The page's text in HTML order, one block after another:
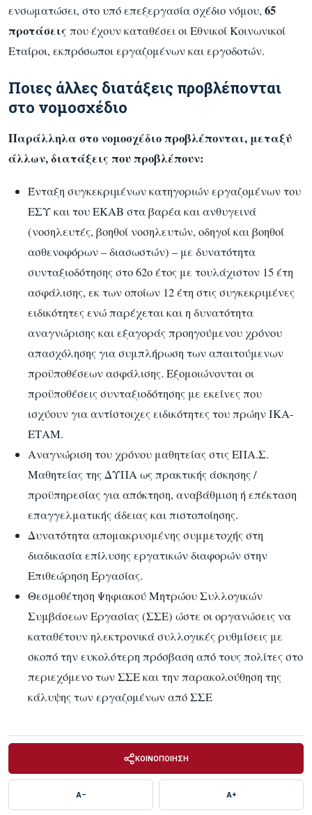
ενσωματώσει, στο υπό επεξεργασία σχέδιο νόμου, 65
προτάσεις που έχουν καταθέσει οι Εθνικοί Κοινωνικοί
Εταίροι, εκπρόσωποι εργαζομένων και εργοδοτών.
Ποιες άλλες διατάξεις προβλέπονται
στο νομοσχέδιο
Παράλληλα στο νομοσχέδιο προβλέπονται, μεταξύ
άλλων, διατάξεις που προβλέπουν:
Ένταξη συγκεκριμένων κατηγοριών εργαζομένων του
ΕΣΥ και του ΕΚΑΒ στα βαρέα και ανθυγεινά
(νοσηλευτές, βοηθοί νοσηλευτών, οδηγοί και βοηθοί
ασθενοφόρων – διασωστών) – με δυνατότητα
συνταξιοδότησης στο 62ο έτος με τουλάχιστον 15 έτη
ασφάλισης, εκ των οποίων 12 έτη στις συγκεκριμένες
ειδικότητες ενώ παρέχεται και η δυνατότητα
αναγνώρισης και εξαγοράς προηγούμενου χρόνου
απασχόλησης για συμπλήρωση των απαιτούμενων
προϋποθέσεων ασφάλισης. Εξομοιώνονται οι
προϋποθέσεις συνταξιοδότησης με εκείνες που
ισχύουν για αντίστοιχες ειδικότητες του πρώην ΙΚΑ-
ΕΤΑΜ.
Αναγνώριση του χρόνου μαθητείας στις ΕΠΑ.Σ.
Μαθητείας της ΔΥΠΑ ως πρακτικής άσκησης /
προϋπηρεσίας για απόκτηση, αναβάθμιση ή επέκταση
επαγγελματικής άδειας και πιστοποίησης.
Δυνατότητα απομακρυσμένης συμμετοχής στη
διαδικασία επίλυσης εργατικών διαφορών στην
Επιθεώρηση Εργασίας.
Θεσμοθέτηση Ψηφιακού Μητρώου Συλλογικών
Συμβάσεων Εργασίας (ΣΣΕ) ώστε οι οργανώσεις να
καταθέτουν ηλεκτρονικά συλλογικές ρυθμίσεις με
σκοπό την ευκολότερη πρόσβαση από τους πολίτες στο
περιεχόμενο των ΣΣΕ και την παρακολούθηση της
κάλυψης των εργαζομένων από ΣΣΕ
ΚΟΙΝΟΠΟΙΗΣΗ
A− A+